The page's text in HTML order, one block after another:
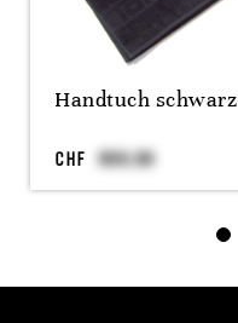
Handtuch schwarz
CHF